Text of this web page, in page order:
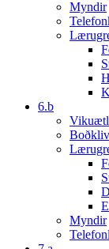
Myndir
6.b
Myndir